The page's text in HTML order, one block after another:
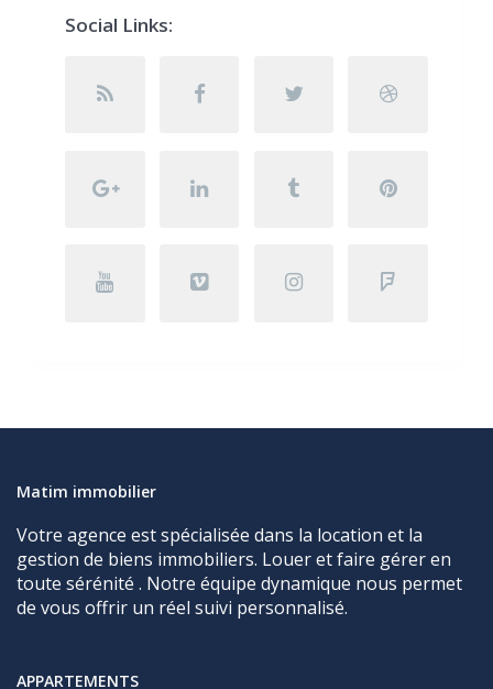
Social Links:
Matim immobilier
Votre agence est spécialisée dans la location et la
gestion de biens immobiliers. Louer et faire gérer en
toute sérénité . Notre équipe dynamique nous permet
de vous offrir un réel suivi personnalisé.
APPARTEMENTS